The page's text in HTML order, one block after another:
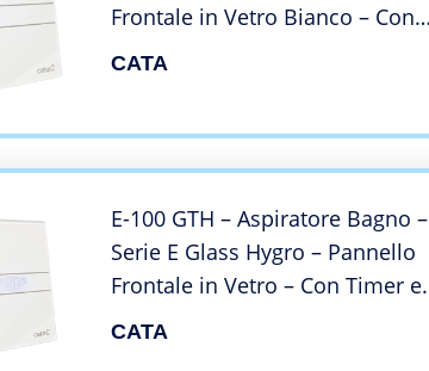
Frontale in Vetro Bianco – Con
Timer – Classe Energetica B –
CATA
E-100 GTH – Aspiratore Bagno –
Serie E Glass Hygro – Pannello
Frontale in Vetro – Con Timer e
Rilevatore di Umidità – Classe
CATA